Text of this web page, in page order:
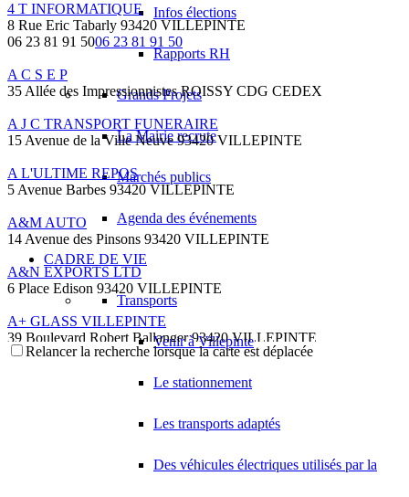
Infos élections
Rapports RH
Grands Projets
La Mairie recrute
Marchés publics
Agenda des événements
CADRE DE VIE
Transports
Venir à Villepinte
Le stationnement
Les transports adaptés
Des véhicules électriques utilisés par la
4 T INFORMATIQUE
8 Rue Eric Tabarly 93420 VILLEPINTE
06 23 81 91 5006 23 81 91 50
A C S E P
35 Allée des Impressionnistes ROISSY CDG CEDEX
A J C TRANSPORT FUNERAIRE
15 Avenue de la Ville Neuve 93420 VILLEPINTE
A L'ULTIME REPOS
5 Avenue Barbes 93420 VILLEPINTE
A&M AUTO
14 Avenue des Pinsons 93420 VILLEPINTE
A&N EXPORTS LTD
6 Place Edison 93420 VILLEPINTE
A+ GLASS VILLEPINTE
39 Boulevard Robert Ballanger 93420 VILLEPINTE
01 41 52 34 7801 41 52 34 78
A.B METAL SERRURERIE METALLLERIE
09 66 91 74 67
Relancer la recherche lorsque la carte est déplacée